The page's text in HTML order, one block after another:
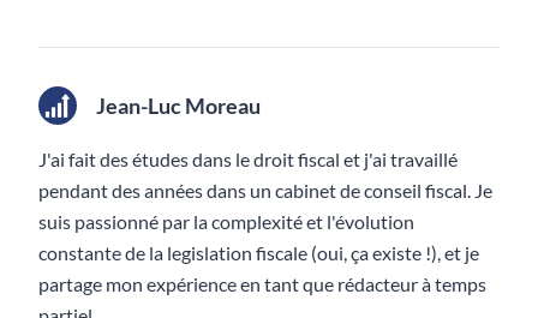
Jean-Luc Moreau
J'ai fait des études dans le droit fiscal et j'ai travaillé
pendant des années dans un cabinet de conseil fiscal. Je
suis passionné par la complexité et l'évolution
constante de la legislation fiscale (oui, ça existe !), et je
partage mon expérience en tant que rédacteur à temps